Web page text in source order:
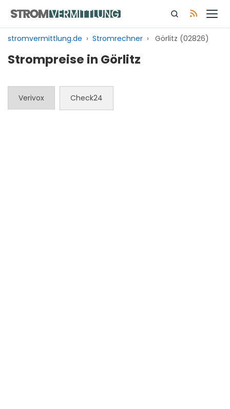
Inhalt
springen
stromvermittlung.de › Stromrechner › Görlitz (02826)
Strompreise in Görlitz
Verivox Check24